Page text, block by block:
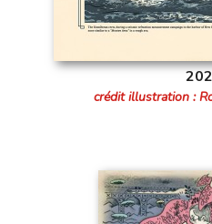
crédit illustration :